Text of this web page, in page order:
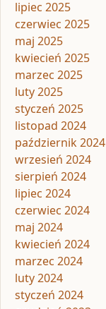
lipiec 2025
czerwiec 2025
maj 2025
kwiecień 2025
marzec 2025
luty 2025
styczeń 2025
listopad 2024
październik 2024
wrzesień 2024
sierpień 2024
lipiec 2024
czerwiec 2024
maj 2024
kwiecień 2024
marzec 2024
luty 2024
styczeń 2024